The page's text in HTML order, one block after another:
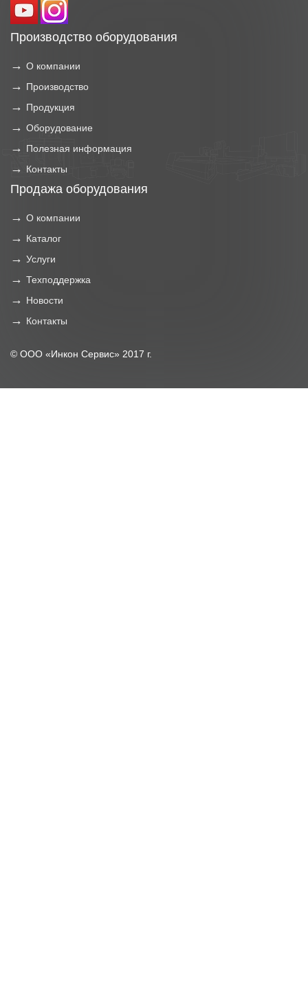
Производство оборудования
О компании
Производство
Продукция
Оборудование
Полезная информация
Контакты
Продажа оборудования
О компании
Каталог
Услуги
Техподдержка
Новости
Контакты
© ООО «Инкон Сервис» 2017 г.